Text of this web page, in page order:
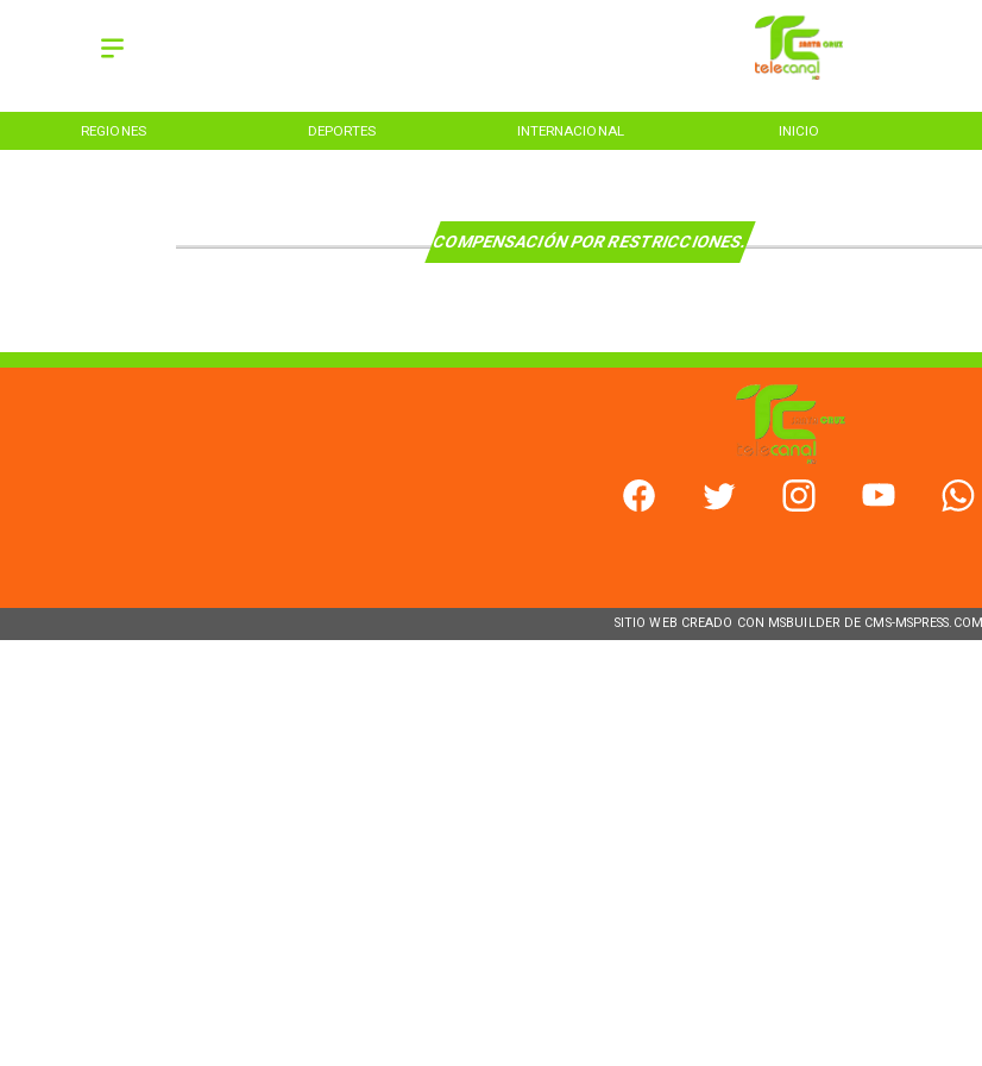
REGIONES DEPORTES INTERNACIONAL INICIO
COMPENSACIÓN POR RESTRICCIONES.
SITIO WEB CREADO CON MSBUILDER DE CMS-MSPRESS.COM